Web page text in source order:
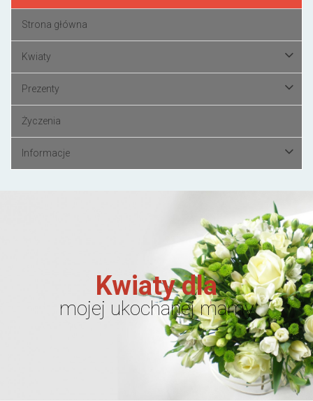
Strona główna
Kwiaty
Prezenty
Życzenia
Informacje
Kwiaty dla
mojej ukochanej mamy